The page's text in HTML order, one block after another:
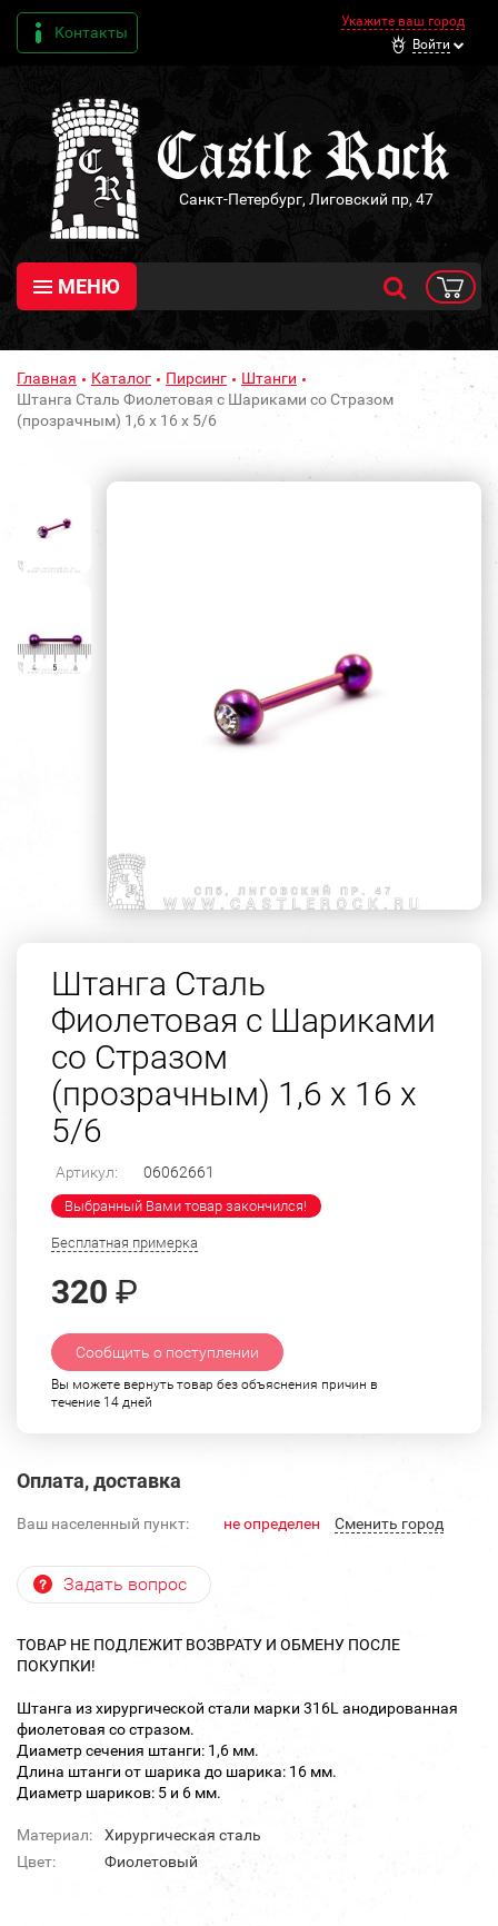
Контакты
Укажите ваш город
Войти
Санкт-Петербург, Лиговский пр, 47
МЕНЮ
Главная Каталог Пирсинг
Штанги
Штанга Сталь Фиолетовая с Шариками со Стразом
(прозрачным) 1,6 х 16 х 5/6
Штанга Сталь
Фиолетовая с Шариками
со Стразом
(прозрачным) 1,6 х 16 х
5/6
Артикул: 06062661
Выбранный Вами товар закончился!
Бесплатная примерка
320 ₽
Сообщить о поступлении
Вы можете вернуть товар без объяснения причин в
течение 14 дней
Оплата, доставка
Ваш населенный пункт: не определен Cменить город
Задать вопрос
ТОВАР НЕ ПОДЛЕЖИТ ВОЗВРАТУ И ОБМЕНУ ПОСЛЕ
ПОКУПКИ!
Штанга из хирургической стали марки 316L анодированная
фиолетовая со стразом.
Диаметр сечения штанги: 1,6 мм.
Длина штанги от шарика до шарика: 16 мм.
Диаметр шариков: 5 и 6 мм.
Материал:
Хирургическая сталь
Цвет:
Фиолетовый